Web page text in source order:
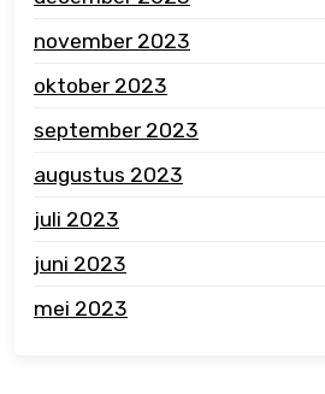
november 2023
oktober 2023
september 2023
augustus 2023
juli 2023
juni 2023
mei 2023